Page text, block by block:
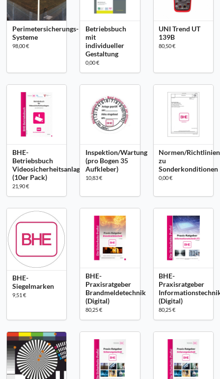
Perimetersicherungs-
Systeme
98,00 €
Betriebsbuch
mit
individueller
Gestaltung
0,00 €
UNI Trend UT
139B
80,50 €
BHE-
Betriebsbuch
Videosicherheitsanlagen
(10er Pack)
21,90 €
Inspektion/Wartung
(pro Bogen 35
Aufkleber)
10,83 €
Normen/Richtlinien
zu
Sonderkonditionen
0,00 €
BHE-
Siegelmarken
9,51 €
BHE-
Praxisratgeber
Brandmeldetechnik
(Digital)
80,25 €
BHE-
Praxisratgeber
(Digital)
80,25 €